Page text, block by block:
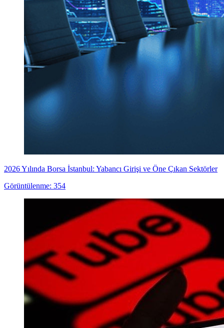
2026 Yılında Borsa İstanbul: Yabancı Girişi ve Öne Çıkan Sektörler
Görüntülenme: 354